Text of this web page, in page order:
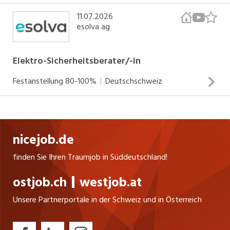
11.07.2026
esolva ag
Elektro-Sicherheitsberater/-in
Festanstellung80-100% Deutschschweiz
Kontrollen bei Wohnbauten, Gewerbe und Industrie durch
und stellst sicher, dass alle Vorgaben eingehalten werden.
Du überwachst Termine für die Mängelbehebung und
erstellst Zustandsberichte sowie Sicherheitsnachweise.
Aufträge von Eigentümern, Installateuren und
Netzbetreibern werden von dir eingeholt und im Sinne
unseres Service-Excellence-Gedankens bearbeitet. Du
nutzt die Möglichkeit, an Fachkursen und Weiterbildungen
INSERAT ANSEHEN
nicejob.de
finden Sie Ihren Traumjob in Süddeutschland!
ostjob.ch westjob.at
Unsere Partnerportale in der Schweiz und in Österreich